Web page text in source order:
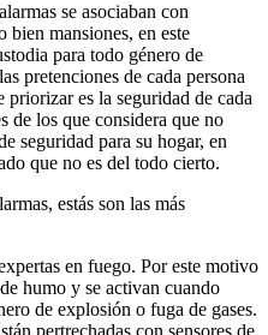
se asociaban con
bien mansiones, en este
para todo género de
pretenciones de cada persona
es la seguridad de cada
de los que considera que no
seguridad para su hogar, en
que no es del todo cierto.
estás son las más
en fuego. Por este motivo
humo y se activan cuando
de explosión o fuga de gases.